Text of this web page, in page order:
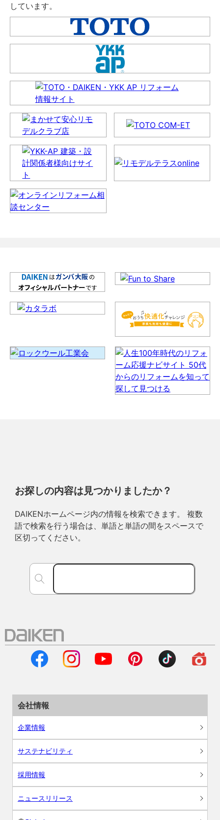
しています。
お探しの内容は見つかりましたか？
DAIKENホームページ内の情報を検索できます。 複数
語で検索を行う場合は、単語と単語の間をスペースで
区切ってください。
会社情報
企業情報
サステナビリティ
採用情報
ニュースリリース